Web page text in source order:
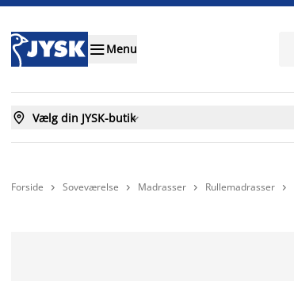
Menu
 Vælg din JYSK-butik
Forside  Soveværelse  Madrasser  Rullemadrasser 